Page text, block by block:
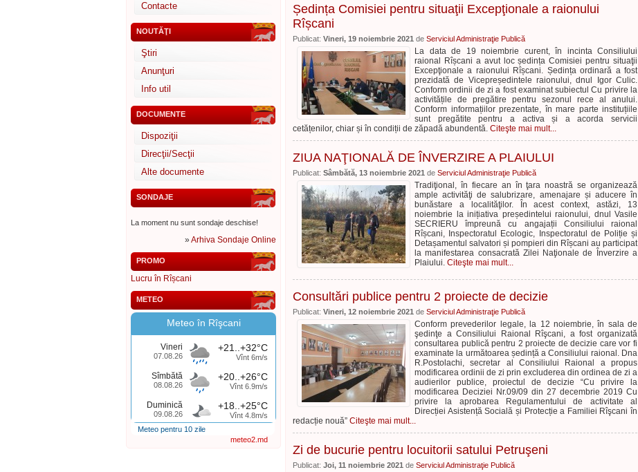
Contacte
NOUTĂŢI
Ştiri
Anunţuri
Info util
DOCUMENTE
Dispoziţii
Direcţii/Secţii
Alte documente
SONDAJE
La moment nu sunt sondaje deschise!
»Arhiva Sondaje Online
PROMO
Lucru în Rîșcani
METEO
Meteo în Rîşcani
Vineri
07.08.26
+21..+32°C
Vînt 6m/s
Sîmbătă
08.08.26
+20..+26°C
Vînt 6.9m/s
Duminică
09.08.26
+18..+25°C
Vînt 4.8m/s
Meteo pentru 10 zile
meteo2.md
Ședința Comisiei pentru situaţii Excepţionale a raionului
Rîșcani
Publicat: Vineri, 19 noiembrie 2021 de Serviciul Administraţie Publică
La data de 19 noiembrie curent, în incinta Consiliului
raional Rîșcani a avut loc ședința Comisiei pentru situaţii
Excepţionale a raionului Rîșcani. Ședința ordinară a fost
prezidată de Vicepreședintele raionului, dnul Igor Culic.
Conform ordinii de zi a fost examinat subiectul Cu privire la
activitățile de pregătire pentru sezonul rece al anului.
Conform informațiilor prezentate, în mare parte instituțiile
sunt pregătite pentru a activa și a acorda servicii
cetățenilor, chiar și în condiții de zăpadă abundentă. Citeşte mai mult...
ZIUA NAŢIONALĂ DE ÎNVERZIRE A PLAIULUI
Publicat: Sâmbătă, 13 noiembrie 2021 de Serviciul Administraţie Publică
Tradiţional, în fiecare an în ţara noastră se organizează
ample activităţi de salubrizare, amenajare și aducere în
bunăstare a localităţilor. În acest context, astăzi, 13
noiembrie la inițiativa președintelui raionului, dnul Vasile
SECRIERU împreună cu angajații Consiliului raional
Rîșcani, Inspectoratul Ecologic, Inspectoratul de Poliție și
Detașamentul salvatori și pompieri din Rîșcani au participat
la manifestarea consacrată Zilei Naţionale de Înverzire a
Plaiului. Citeşte mai mult...
Consultări publice pentru 2 proiecte de decizie
Publicat: Vineri, 12 noiembrie 2021 de Serviciul Administraţie Publică
Conform prevederilor legale, la 12 noiembrie, în sala de
şedinţe a Consiliului Raional Rîşcani, a fost organizată
consultarea publică pentru 2 proiecte de decizie care vor fi
examinate la următoarea ședință a Consiliului raional. Dna
R.Postolachi, secretar al Consiliului Raional a propus
modificarea ordinii de zi prin excluderea din ordinea de zi a
audierilor publice, proiectul de decizie “Cu privire la
modificarea Deciziei Nr.09/09 din 27 decembrie 2019 Cu
privire la aprobarea Regulamentului de activitate al
Direcției Asistență Socială și Protecție a Familiei Rîşcani în
redacție nouă” Citeşte mai mult...
Zi de bucurie pentru locuitorii satului Petruşeni
Publicat: Joi, 11 noiembrie 2021 de Serviciul Administraţie Publică